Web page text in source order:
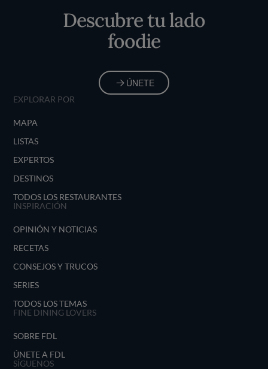
Descubre tu lado
foodie
ÚNETE
EXPLORAR POR
MAPA
LISTAS
EXPERTOS
DESTINOS
TODOS LOS RESTAURANTES
INSPIRACIÓN
OPINIÓN Y NOTICIAS
RECETAS
CONSEJOS Y TRUCOS
SERIES
TODOS LOS TEMAS
FINE DINING LOVERS
SOBRE FDL
ÚNETE A FDL
SÍGUENOS